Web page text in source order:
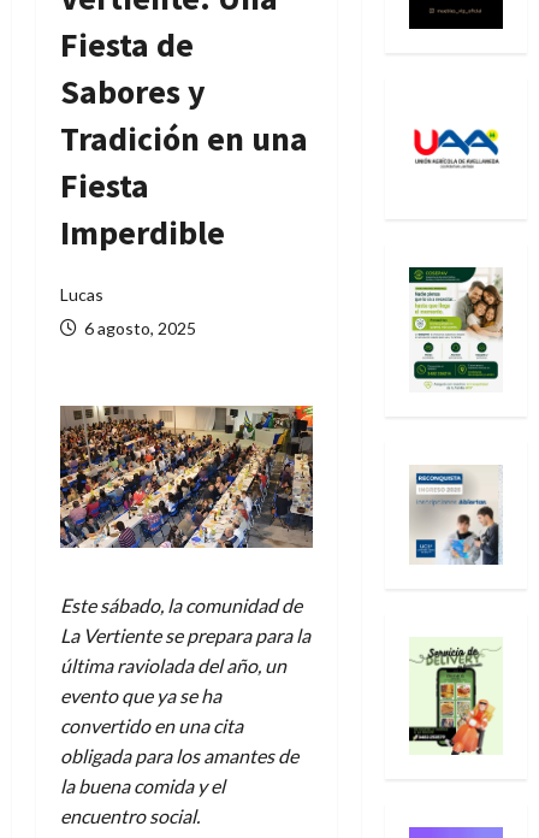
Fiesta de
Sabores y
Tradición en una
Fiesta
Imperdible
Lucas
6 agosto, 2025
Este sábado, la comunidad de
La Vertiente se prepara para la
última raviolada del año, un
evento que ya se ha
convertido en una cita
obligada para los amantes de
la buena comida y el
encuentro social.